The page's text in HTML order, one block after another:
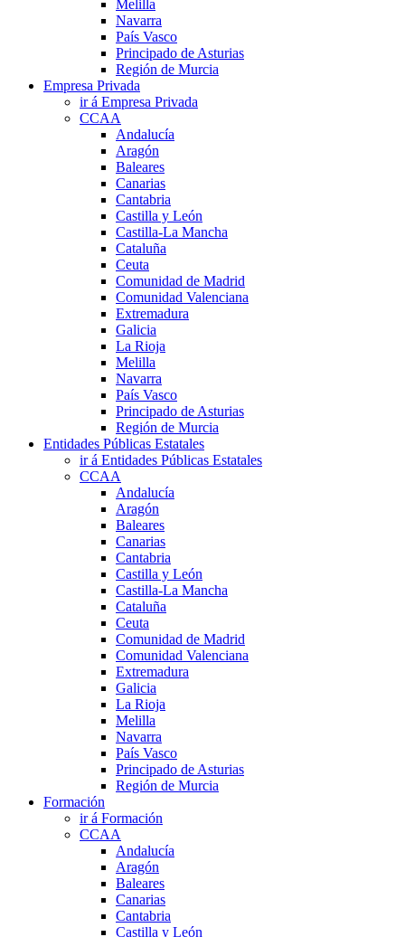
Melilla
Navarra
País Vasco
Principado de Asturias
Región de Murcia
Empresa Privada
ir á Empresa Privada
CCAA
Andalucía
Aragón
Baleares
Canarias
Cantabria
Castilla y León
Castilla-La Mancha
Cataluña
Ceuta
Comunidad de Madrid
Comunidad Valenciana
Extremadura
Galicia
La Rioja
Melilla
Navarra
País Vasco
Principado de Asturias
Región de Murcia
Entidades Públicas Estatales
ir á Entidades Públicas Estatales
CCAA
Andalucía
Aragón
Baleares
Canarias
Cantabria
Castilla y León
Castilla-La Mancha
Cataluña
Ceuta
Comunidad de Madrid
Comunidad Valenciana
Extremadura
Galicia
La Rioja
Melilla
Navarra
País Vasco
Principado de Asturias
Región de Murcia
Formación
ir á Formación
CCAA
Andalucía
Aragón
Baleares
Canarias
Cantabria
Castilla y León